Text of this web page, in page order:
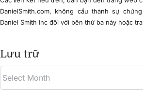
DanielSmith.com, không cấu thành sự
Daniel Smith Inc đối với bên thứ ba này hoặc
Lưu trữ